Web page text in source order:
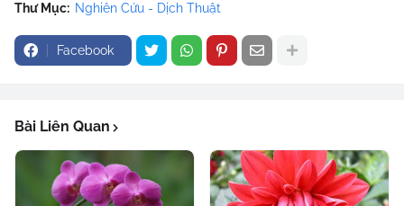
Thư Mục: Nghiên Cứu - Dịch Thuật
Facebook
Bài Liên Quan